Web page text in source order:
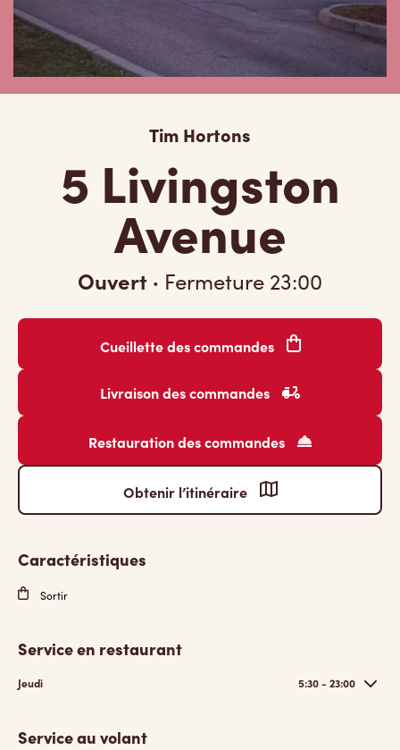
Tim Hortons
5 Livingston
Avenue
Ouvert · Fermeture 23:00
Cueillette des commandes
Livraison des commandes
Restauration des commandes
Obtenir l’itinéraire
Caractéristiques
Sortir
Service en restaurant
Jeudi 5:30 - 23:00
Service au volant